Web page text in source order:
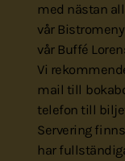
med nästan
vår
vår Buffé
Vi
mail till
telefon till
Servering
har